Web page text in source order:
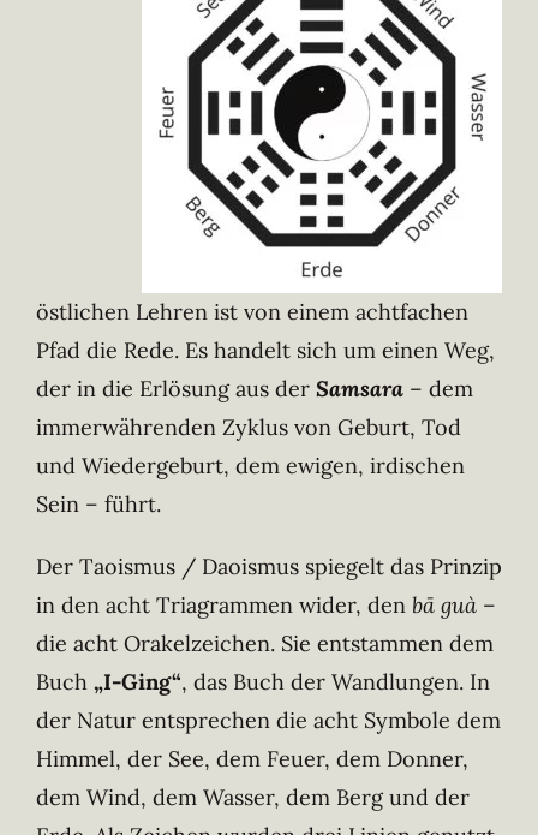
östlichen Lehren ist von einem achtfachen
Pfad die Rede. Es handelt sich um einen Weg,
der in die Erlösung aus der Samsara – dem
immerwährenden Zyklus von Geburt, Tod
und Wiedergeburt, dem ewigen, irdischen
Sein – führt.
Der Taoismus / Daoismus spiegelt das Prinzip
in den acht Triagrammen wider, den bā guà –
die acht Orakelzeichen. Sie entstammen dem
Buch „I-Ging“, das Buch der Wandlungen. In
der Natur entsprechen die acht Symbole dem
Himmel, der See, dem Feuer, dem Donner,
dem Wind, dem Wasser, dem Berg und der